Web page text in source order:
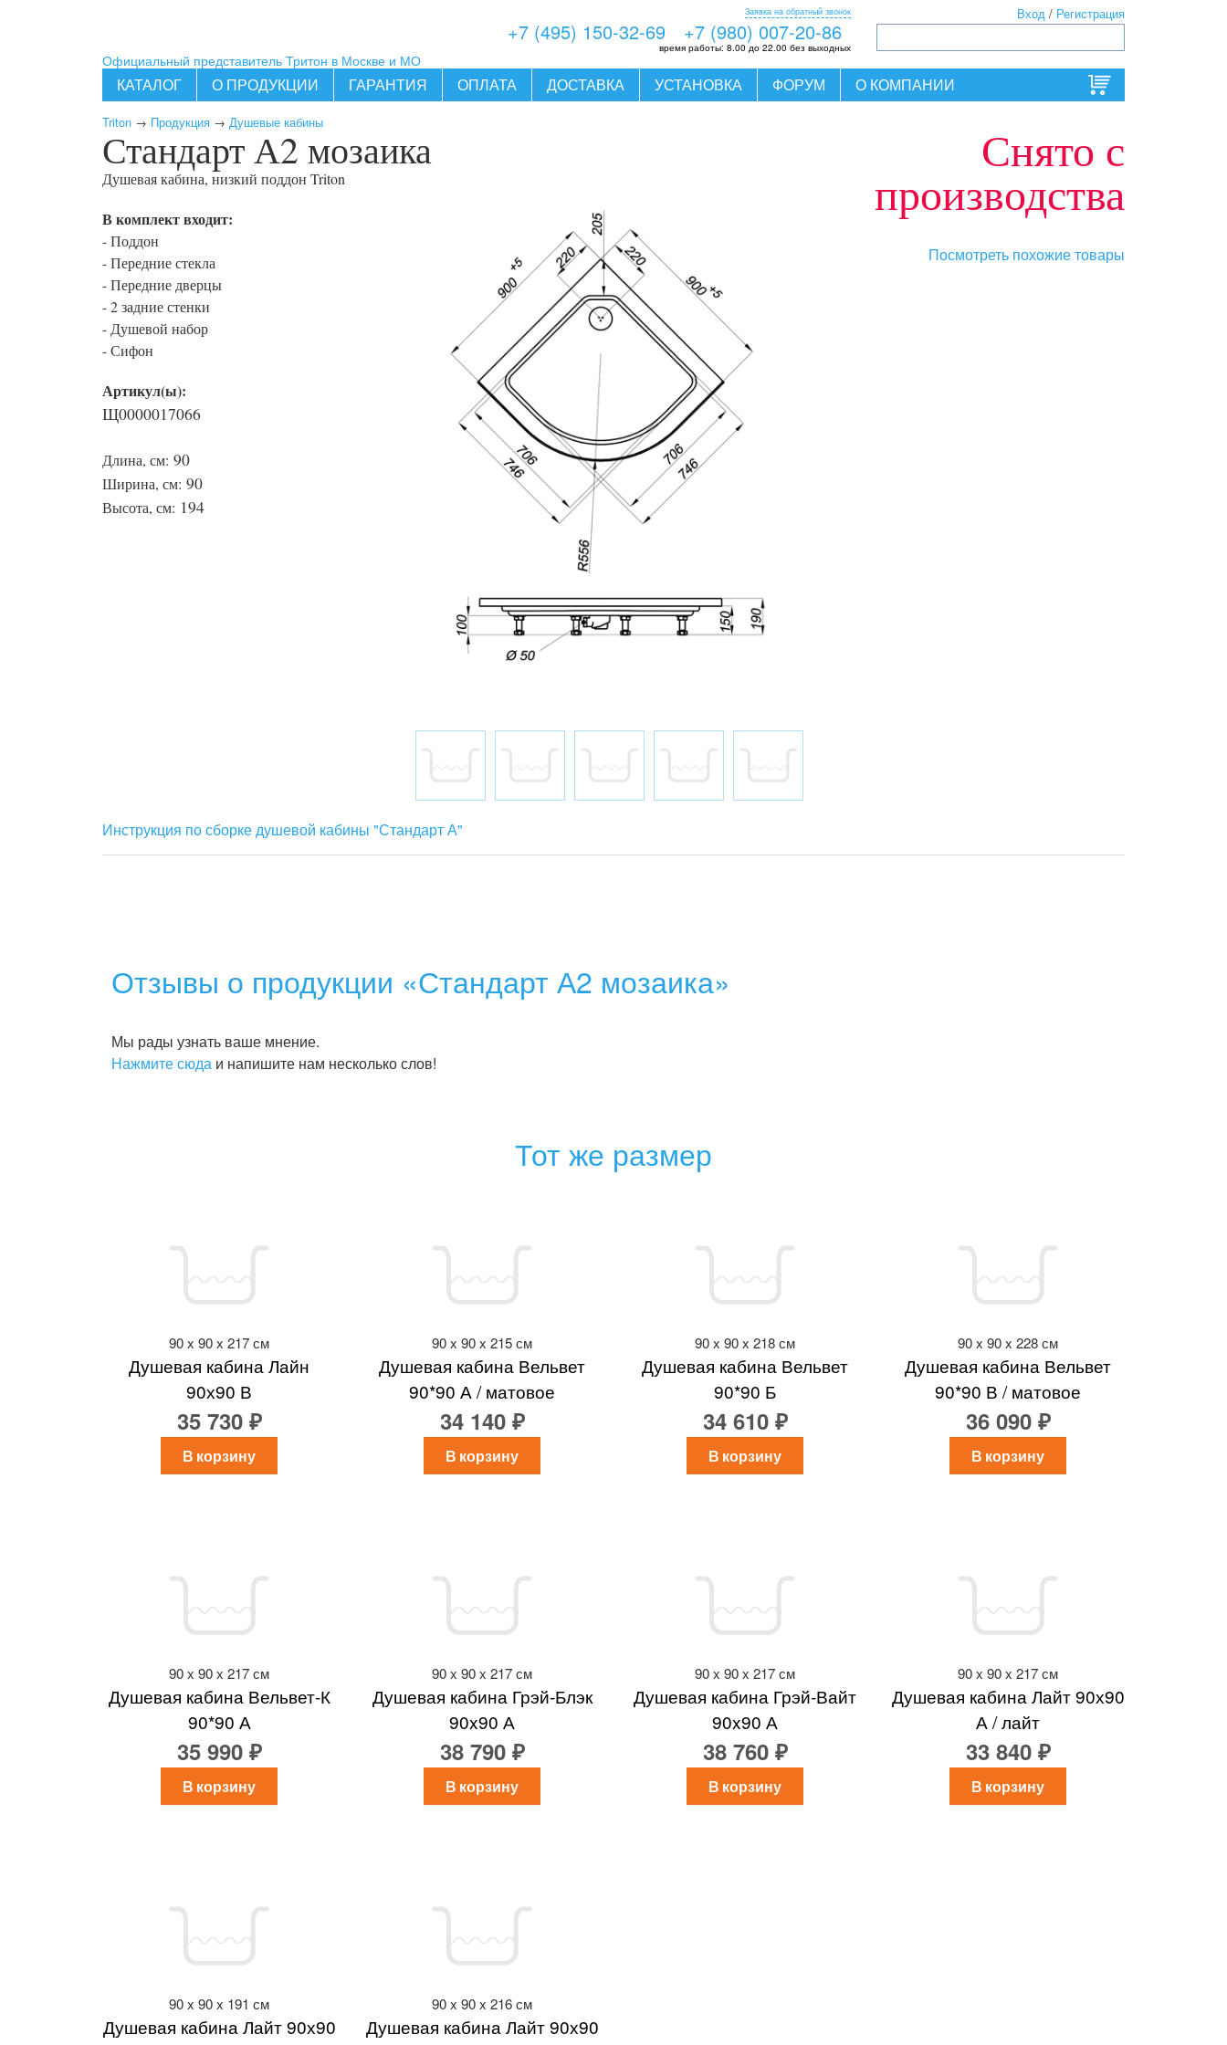
Официальный представитель Тритон в Москве и МО
+7 (495) 150-32-69 +7 (980) 007-20-86
Заявка на обратный звонок
время работы: 8.00 до 22.00 без выходных
Вход / Регистрация
КАТАЛОГ О ПРОДУКЦИИ ГАРАНТИЯ ОПЛАТА ДОСТАВКА УСТАНОВКА ФОРУМ О КОМПАНИИ
Triton → Продукция → Душевые кабины
Стандарт А2 мозаика
Душевая кабина, низкий поддон Triton
В комплект входит:
- Поддон
- Передние стекла
- Передние дверцы
- 2 задние стенки
- Душевой набор
- Сифон
Артикул(ы):
Щ0000017066
Длина, см: 90
Ширина, см: 90
Высота, см: 194
Снято с
производства
Посмотреть похожие товары
Инструкция по сборке душевой кабины "Стандарт А"
Отзывы о продукции «Стандарт А2 мозаика»
Мы рады узнать ваше мнение.
Нажмите сюда и напишите нам несколько слов!
Тот же размер
90 x 90 x 217 см
Душевая кабина Лайн
90х90 В
35 730 ₽
В корзину
90 x 90 x 215 см
Душевая кабина Вельвет
90*90 А / матовое
34 140 ₽
В корзину
90 x 90 x 218 см
Душевая кабина Вельвет
90*90 Б
34 610 ₽
В корзину
90 x 90 x 228 см
Душевая кабина Вельвет
90*90 В / матовое
36 090 ₽
В корзину
90 x 90 x 217 см
Душевая кабина Вельвет-К
90*90 А
35 990 ₽
В корзину
90 x 90 x 217 см
Душевая кабина Грэй-Блэк
90x90 А
38 790 ₽
В корзину
90 x 90 x 217 см
Душевая кабина Грэй-Вайт
90x90 А
38 760 ₽
В корзину
90 x 90 x 217 см
Душевая кабина Лайт 90х90
А / лайт
33 840 ₽
В корзину
90 x 90 x 191 см
Душевая кабина Лайт 90х90
90 x 90 x 216 см
Душевая кабина Лайт 90х90